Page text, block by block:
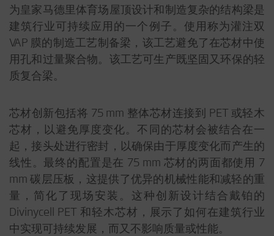
为皇家马德里体育场屋顶设计和制造复杂的结构梁是
建筑行业可持续应用的一个例子。使用称为灌注双
VAP 膜的制造工艺制备梁，该工艺避免了在芯材中使
用孔和过量聚合物。该工艺可生产既坚固又环保的轻
质复合梁。
芯材创新包括将 75 mm 整体芯材连接到 PET 或轻木
芯材，以避免厚度变化。不同的芯材会被结合在一
起，接头处进行密封，以确保由于厚度变化而产生的
线性。最终的配置是在 75 mm 芯材的两面都使用 7
mm 碳层压板，这提供了优异的机械性能和减轻的重
量，简化了现场安装。这种创新设计结合戴铂的
Divinycell PET 和轻木芯材，展示了如何在建筑行业
中实现可持续发展，而又不影响质量或性能。